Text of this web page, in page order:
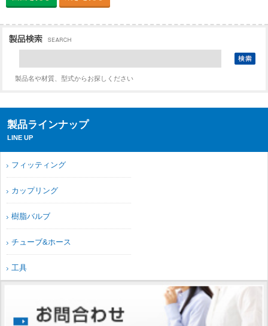
製品名や材質、型式からお探しください
製品ラインナップ
LINE UP
フィッティング
カップリング
樹脂バルブ
チューブ&ホース
工具